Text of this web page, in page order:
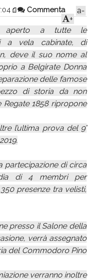
Commenta
a-
+
aperto a tutte le
a vela cabinate, di
deve il suo nome al
a Belgirate Donna
delle famose
di storia da non
1858 ripropone
l’ultima prova del 9°
partecipazione di circa
di 4 membri per
presenze tra velisti,
presso il Salone della
verrà assegnato
del Commodoro Pino
verranno inoltre